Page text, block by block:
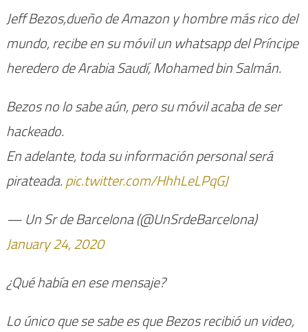
Jeff Bezos,dueño de Amazon y hombre más rico del
mundo, recibe en su móvil un whatsapp del Príncipe
heredero de Arabia Saudí, Mohamed bin Salmán.
Bezos no lo sabe aún, pero su móvil acaba de ser
hackeado.
En adelante, toda su información personal será
pirateada.pic.twitter.com/HhhLeLPqGJ
— Un Sr de Barcelona (@UnSrdeBarcelona)
January 24, 2020
¿Qué había en ese mensaje?
Lo único que se sabe es que Bezos recibió un video,